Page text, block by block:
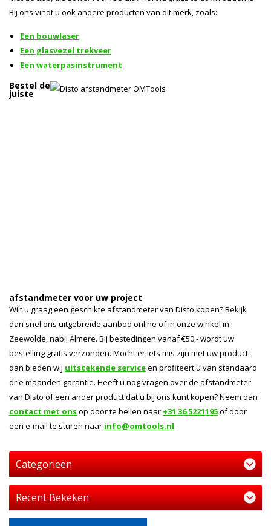
Bij ons vindt u ook andere producten van dit merk, zoals:
Een bouwlaser
Een glasvezel trekveer
Een waterpasinstrument
Bestel de
juiste
afstandmeter voor uw project
Wilt u graag een geschikte afstandmeter van Disto kopen? Bekijk
dan snel ons uitgebreide aanbod online of in onze winkel in
Zeewolde, nabij Almere. Bij bestedingen vanaf €50,- wordt uw
bestelling gratis verzonden. Mocht er iets mis zijn met uw product,
dan bieden wij uitstekende serviceen profiteert u van standaard
drie maanden garantie. Heeft u nog vragen over de afstandmeter
van Disto of een ander product dat u bij ons kunt kopen? Neem dan
contact met onsop door te bellen naar +31 36 5221195of door
een e-mail te sturen naar info@omtools.nl.
Categorieën
Recent Bekeken